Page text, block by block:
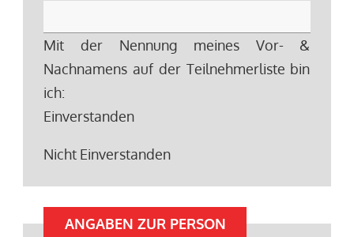
Mit der Nennung meines Vor- &
Nachnamens auf der Teilnehmerliste bin
ich:
Einverstanden
Nicht Einverstanden
ANGABEN ZUR PERSON